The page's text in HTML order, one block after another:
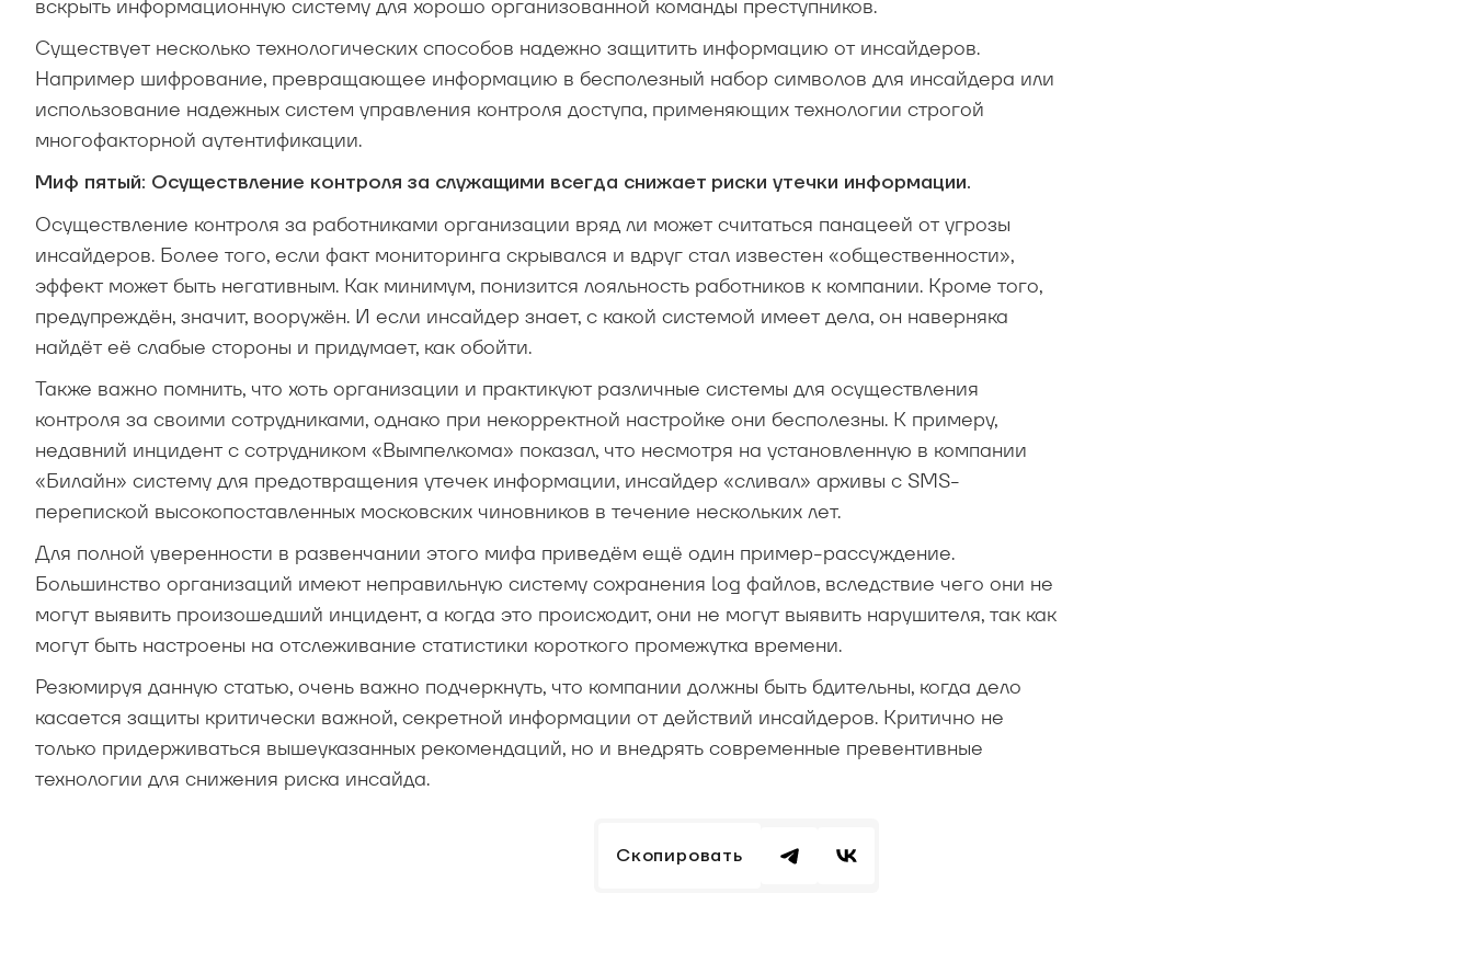
вскрыть информационную систему для хорошо организованной команды преступников.
Существует несколько технологических способов надежно защитить информацию от инсайдеров.
Например шифрование, превращающее информацию в бесполезный набор символов для инсайдера или
использование надежных систем управления контроля доступа, применяющих технологии строгой
многофакторной аутентификации.
Миф пятый: Осуществление контроля за служащими всегда снижает риски утечки информации.
Осуществление контроля за работниками организации вряд ли может считаться панацеей от угрозы
инсайдеров. Более того, если факт мониторинга скрывался и вдруг стал известен «общественности»,
эффект может быть негативным. Как минимум, понизится лояльность работников к компании. Кроме того,
предупреждён, значит, вооружён. И если инсайдер знает, с какой системой имеет дела, он наверняка
найдёт её слабые стороны и придумает, как обойти.
Также важно помнить, что хоть организации и практикуют различные системы для осуществления
контроля за своими сотрудниками, однако при некорректной настройке они бесполезны. К примеру,
недавний инцидент с сотрудником «Вымпелкома» показал, что несмотря на установленную в компании
«Билайн» систему для предотвращения утечек информации, инсайдер «сливал» архивы с SMS-
перепиской высокопоставленных московских чиновников в течение нескольких лет.
Для полной уверенности в развенчании этого мифа приведём ещё один пример-рассуждение.
Большинство организаций имеют неправильную систему сохранения log файлов, вследствие чего они не
могут выявить произошедший инцидент, а когда это происходит, они не могут выявить нарушителя, так как
могут быть настроены на отслеживание статистики короткого промежутка времени.
Резюмируя данную статью, очень важно подчеркнуть, что компании должны быть бдительны, когда дело
касается защиты критически важной, секретной информации от действий инсайдеров. Критично не
только придерживаться вышеуказанных рекомендаций, но и внедрять современные превентивные
технологии для снижения риска инсайда.
Скопировать